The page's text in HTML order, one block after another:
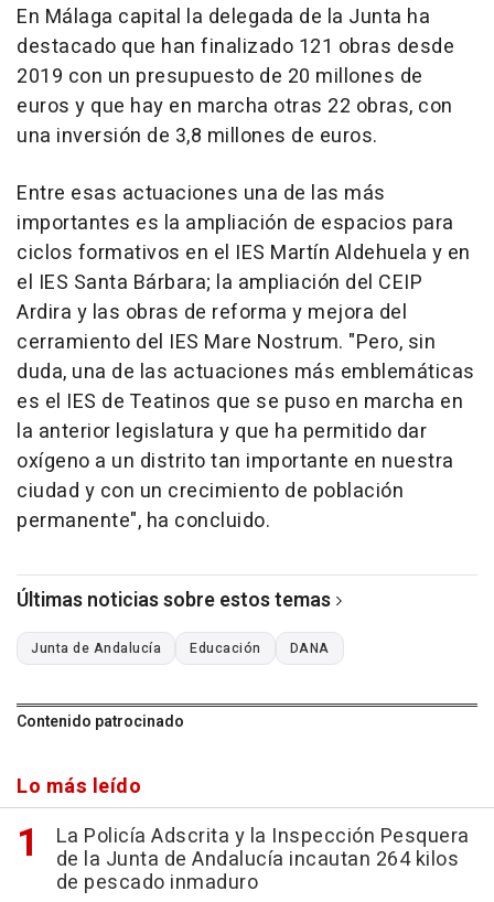
En Málaga capital la delegada de la Junta ha
destacado que han finalizado 121 obras desde
2019 con un presupuesto de 20 millones de
euros y que hay en marcha otras 22 obras, con
una inversión de 3,8 millones de euros.
Entre esas actuaciones una de las más
importantes es la ampliación de espacios para
ciclos formativos en el IES Martín Aldehuela y en
el IES Santa Bárbara; la ampliación del CEIP
Ardira y las obras de reforma y mejora del
cerramiento del IES Mare Nostrum. "Pero, sin
duda, una de las actuaciones más emblemáticas
es el IES de Teatinos que se puso en marcha en
la anterior legislatura y que ha permitido dar
oxígeno a un distrito tan importante en nuestra
ciudad y con un crecimiento de población
permanente", ha concluido.
Últimas noticias sobre estos temas
Junta de Andalucía Educación DANA
Contenido patrocinado
Lo más leído
La Policía Adscrita y la Inspección Pesquera
de la Junta de Andalucía incautan 264 kilos
de pescado inmaduro